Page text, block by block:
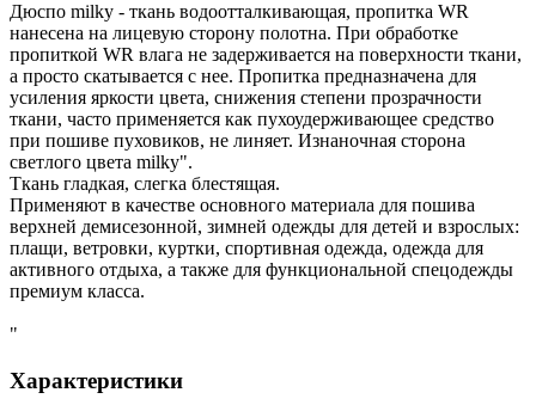
Дюспо milky - ткань водоотталкивающая, пропитка WR
нанесена на лицевую сторону полотна. При обработке
пропиткой WR влага не задерживается на поверхности ткани,
а просто скатывается с нее. Пропитка предназначена для
усиления яркости цвета, снижения степени прозрачности
ткани, часто применяется как пухоудерживающее средство
при пошиве пуховиков, не линяет. Изнаночная сторона
светлого цвета milky".
Ткань гладкая, слегка блестящая.
Применяют в качестве основного материала для пошива
верхней демисезонной, зимней одежды для детей и взрослых:
плащи, ветровки, куртки, спортивная одежда, одежда для
активного отдыха, а также для функциональной спецодежды
премиум класса.
"
Характеристики